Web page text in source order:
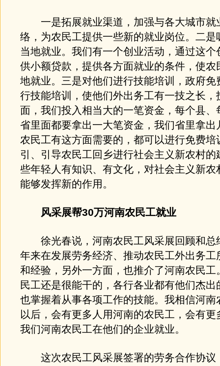
一是拓展就业渠道，加强与各大城市就
络，为农民工提供一些新的就业岗位。二是
当地就业。我们有一个创业活动，通过这个
供小额贷款，提供各方面就业的条件，使农
地就业。三是对他们进行技能培训，政府免
行技能培训，使他们外出务工有一技之长，
面，我们投入相当大的一笔资金，每个县、
省里面都要拿出一大笔资金，我们省里拿出
农民工有这方面需要的，都可以进行免费培
引、引导农民工回乡进行社会主义新农村的
些年轻人有知识、有文化，对社会主义新农
能够发挥新的作用。
风采展帮30万河南农民工就业
徐光春说，河南农民工风采展回顾和总
年来在发展劳务经济、推动农民工外出务工
和经验，另外一方面，也推介了河南农民工
民工还是很能干的，各行各业都有他们杰出
也掌握着从事各项工作的技能。我相信河南
以后，会有更多人用河南的农民工，会有更
我们河南农民工在他们的企业就业。
这次农民工风采展签署的劳务合作协议